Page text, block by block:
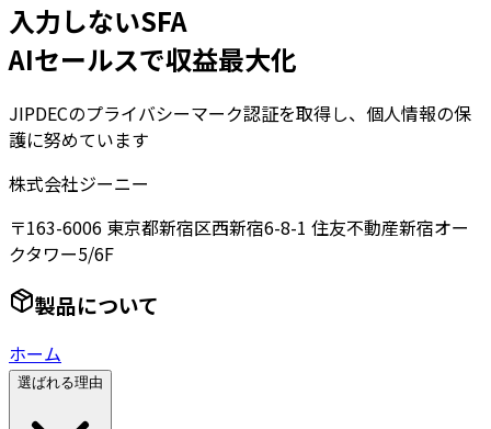
入力しないSFA
AIセールスで収益最大化
JIPDECのプライバシーマーク認証を取得し、個人情報の保
護に努めています
株式会社ジーニー
〒163-6006 東京都新宿区西新宿6-8-1 住友不動産新宿オー
クタワー5/6F
製品について
ホーム
選ばれる理由